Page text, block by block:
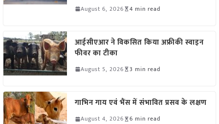
August 6, 2026 4 min read
आईसीएआर ने विकसित किया अफ्रीकी स्वाइन
फीवर का टीका
August 5, 2026 3 min read
गाभिन गाय एवं भैंस में संभावित प्रसव के लक्षण
August 4, 2026 6 min read